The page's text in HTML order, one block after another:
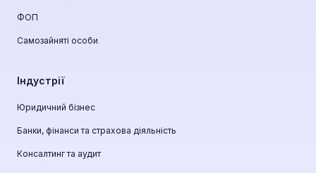
ФОП
Самозайняті особи
Індустрії
Юридичний бізнес
Банки, фінанси та страхова діяльність
Консалтинг та аудит